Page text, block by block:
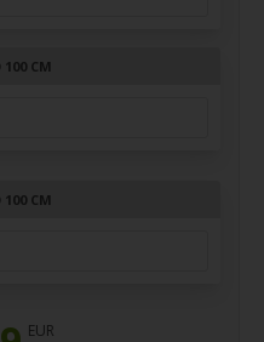
CM
CM
EUR